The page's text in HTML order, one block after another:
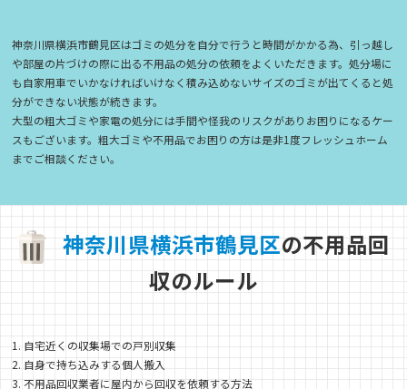
神奈川県横浜市鶴見区はゴミの処分を自分で行うと時間がかかる為、引っ越し
や部屋の片づけの際に出る不用品の処分の依頼をよくいただきます。処分場に
も自家用車でいかなければいけなく積み込めないサイズのゴミが出てくると処
分ができない状態が続きます。
大型の粗大ゴミや家電の処分には手間や怪我のリスクがありお困りになるケー
スもございます。粗大ゴミや不用品でお困りの方は是非1度フレッシュホーム
までご相談ください。
神奈川県横浜市鶴見区の不用品回
収のルール
1. 自宅近くの収集場での戸別収集
2. 自身で持ち込みする個人搬入
3. 不用品回収業者に屋内から回収を依頼する方法